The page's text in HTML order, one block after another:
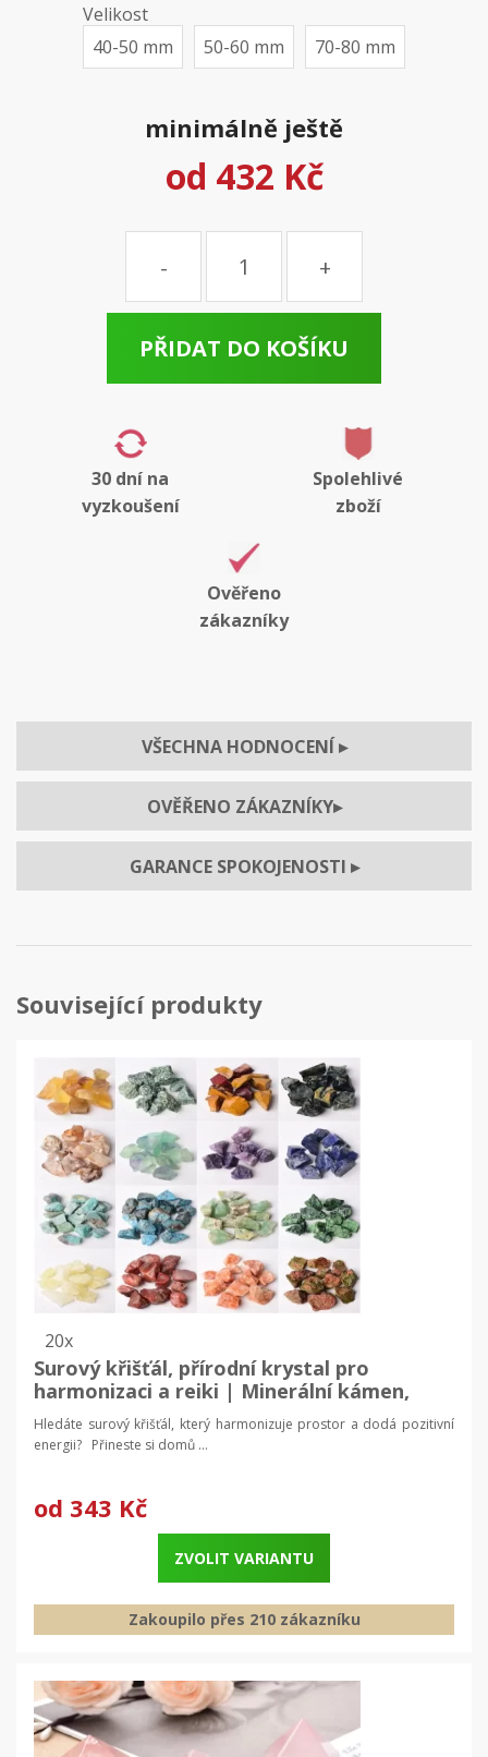
Velikost
40-50 mm
50-60 mm 70-80 mm
minimálně ještě
od 432 Kč
Množství
PŘIDAT DO KOŠÍKU
30 dní na
vyzkoušení
Spolehlivé
zboží
Ověřeno
zákazníky
VŠECHNA HODNOCENÍ▸
OVĚŘENO ZÁKAZNÍKY▸
GARANCE SPOKOJENOSTI ▸
Související produkty
20x
Surový křišťál, přírodní krystal pro
harmonizaci a reiki | Minerální kámen,
dekorativní krystal
Hledáte surový křišťál, který harmonizuje prostor a dodá pozitivní
energii? Přineste si domů ...
od 343 Kč
ZVOLIT VARIANTU
Zakoupilo přes 210 zákazníku